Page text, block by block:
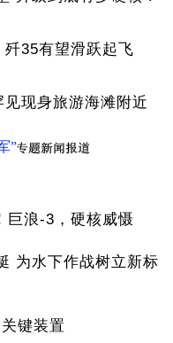
35有望滑跃起飞
现身旅游海滩附近
”
巨浪-3，硬核威慑
为水下作战树立新标
键装置